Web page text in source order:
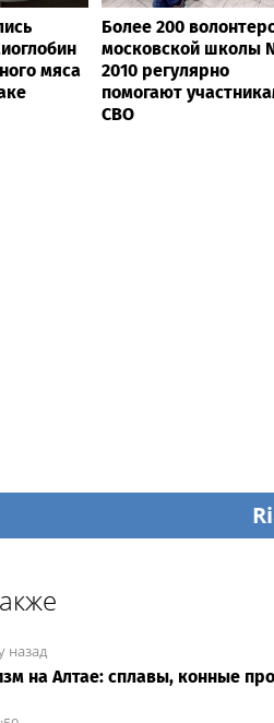
мяса
Более 200
московской школы
2010 регулярно
помогают
СВО
назад
на Алтае: сплавы, конные